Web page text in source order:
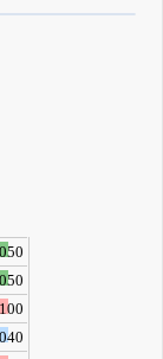
用も付きます